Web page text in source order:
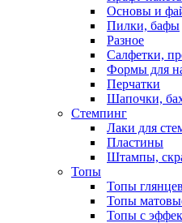
Основы и
Пилки, бафы
Разное
Салфетки,
Формы для
Перчатки
Шапочки,
Стемпинг
Лаки для
Пластины
Штампы,
Топы
Топы
Топы
Топы с